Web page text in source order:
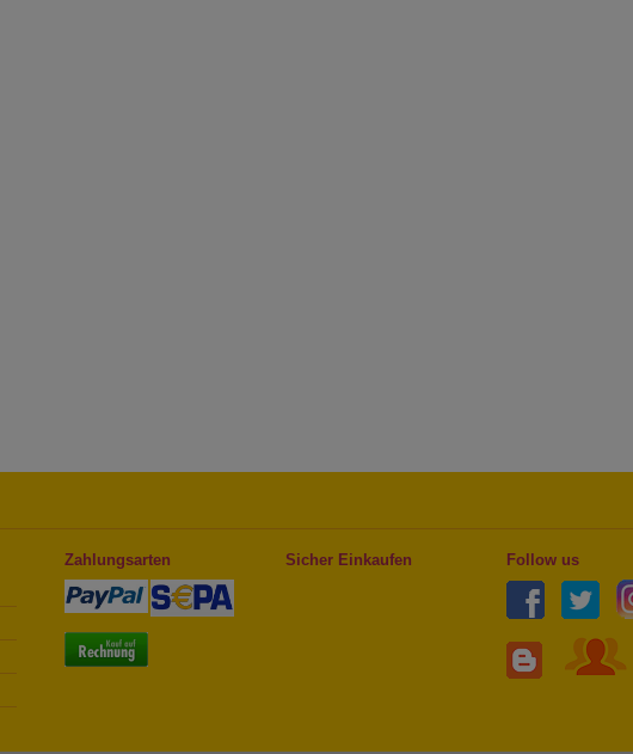
Zahlungsarten Sicher Einkaufen Follow us